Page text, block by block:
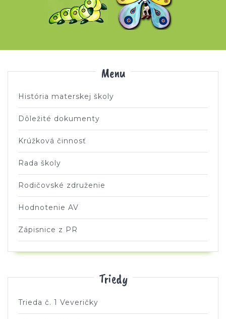
Menu
História materskej školy
Dôležité dokumenty
Krúžková činnosť
Rada školy
Rodičovské združenie
Hodnotenie AV
Zápisnice z PR
Triedy
Trieda č. 1 Veveričky